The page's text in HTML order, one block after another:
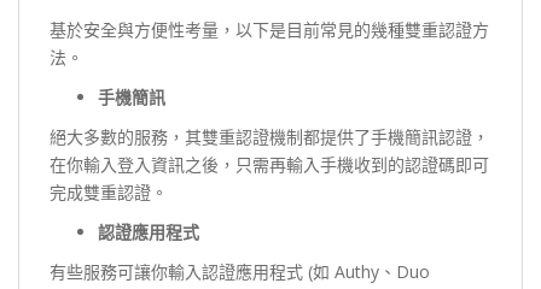
基於安全與方便性考量，以下是目前常見的幾種雙重認證方
法。
手機簡訊
絕大多數的服務，其雙重認證機制都提供了手機簡訊認證，
在你輸入登入資訊之後，只需再輸入手機收到的認證碼即可
完成雙重認證。
認證應用程式
有些服務可讓你輸入認證應用程式 (如 Authy、Duo